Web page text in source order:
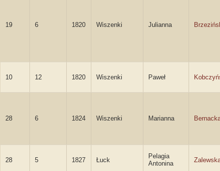
19 6 1820 Wiszenki Julianna
10 12 1820 Wiszenki Paweł
28 6 1824 Wiszenki Marianna
28 5 1827 Łuck
Pelagia
Antonina